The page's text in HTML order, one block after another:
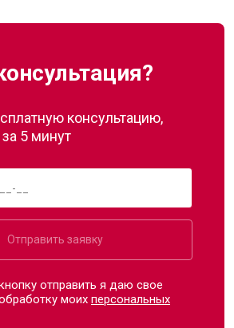
консультацию,
5 минут
Отправить заявку
отправить я даю свое
моихперсональных